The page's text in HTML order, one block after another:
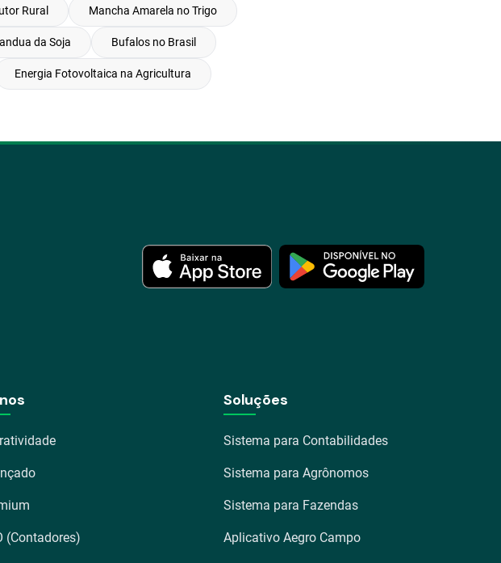
Rural Mancha Amarela no Trigo
da Soja Bufalos no Brasil
Energia Fotovoltaica na Agricultura
(Contadores)
Soluções
Sistema para Contabilidades
Sistema para Agrônomos
Sistema para Fazendas
Aplicativo Aegro Campo